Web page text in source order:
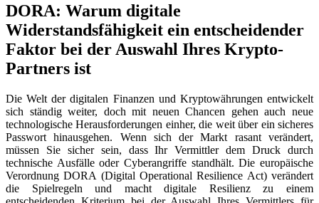
DORA: Warum digitale
Widerstandsfähigkeit ein entscheidender
Faktor bei der Auswahl Ihres Krypto-
Partners ist
Die Welt der digitalen Finanzen und Kryptowährungen entwickelt
sich ständig weiter, doch mit neuen Chancen gehen auch neue
technologische Herausforderungen einher, die weit über ein sicheres
Passwort hinausgehen. Wenn sich der Markt rasant verändert,
müssen Sie sicher sein, dass Ihr Vermittler dem Druck durch
technische Ausfälle oder Cyberangriffe standhält. Die europäische
Verordnung DORA (Digital Operational Resilience Act) verändert
die Spielregeln und macht digitale Resilienz zu einem